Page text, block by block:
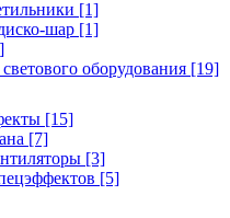
[1]
шар [1]
оборудования [19]
[15]
[7]
[3]
[5]